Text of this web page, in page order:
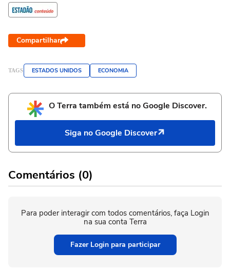
Compartilhar
TAGS ESTADOS UNIDOS ECONOMIA
O Terra também está no Google Discover.
Siga no Google Discover
Comentários (0)
Para poder interagir com todos comentários, faça Login
na sua conta Terra
Fazer Login para participar